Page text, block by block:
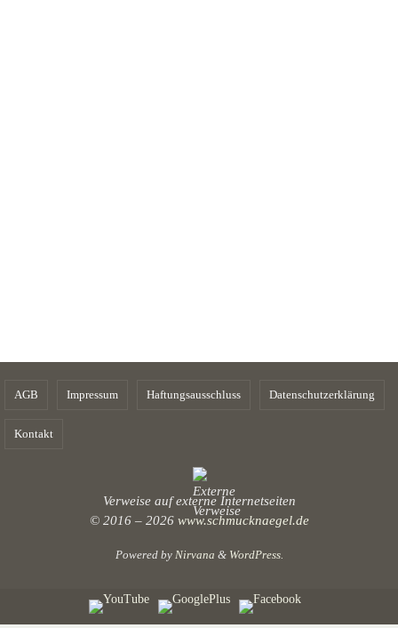
AGB Impressum Haftungsausschluss Datenschutzerklärung
Kontakt
Verweise auf externe Internetseiten
© 2016 – 2026 www.schmucknaegel.de
Powered by Nirvana & WordPress.